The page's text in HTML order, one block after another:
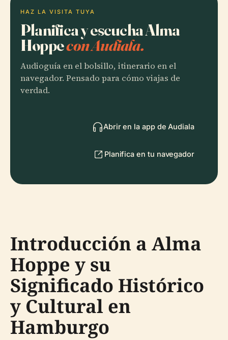
HAZ LA VISITA TUYA
Planifica y escucha Alma
Hoppecon Audiala.
Audioguía en el bolsillo, itinerario en el
navegador. Pensado para cómo viajas de
verdad.
Abrir en la app de Audiala
Planifica en tu navegador
Introducción a Alma
Hoppe y su
Significado Histórico
y Cultural en
Hamburgo